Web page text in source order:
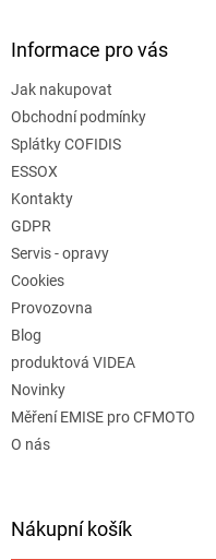
Informace pro vás
Jak nakupovat
Obchodní podmínky
Splátky COFIDIS
ESSOX
Kontakty
GDPR
Servis - opravy
Cookies
Provozovna
Blog
produktová VIDEA
Novinky
Měření EMISE pro CFMOTO
O nás
Nákupní košík